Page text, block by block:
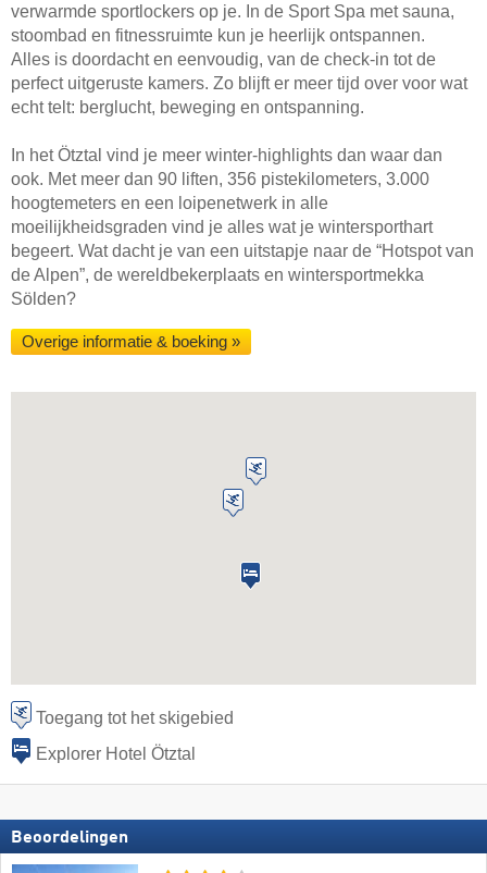
verwarmde sportlockers op je. In de Sport Spa met sauna,
stoombad en fitnessruimte kun je heerlijk ontspannen.
Alles is doordacht en eenvoudig, van de check-in tot de
perfect uitgeruste kamers. Zo blijft er meer tijd over voor wat
echt telt: berglucht, beweging en ontspanning.
In het Ötztal vind je meer winter-highlights dan waar dan
ook. Met meer dan 90 liften, 356 pistekilometers, 3.000
hoogtemeters en een loipenetwerk in alle
moeilijkheidsgraden vind je alles wat je wintersporthart
begeert. Wat dacht je van een uitstapje naar de “Hotspot van
de Alpen”, de wereldbekerplaats en wintersportmekka
Sölden?
Overige informatie & boeking »
Toegang tot het skigebied
Explorer Hotel Ötztal
Beoordelingen